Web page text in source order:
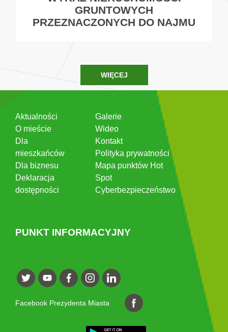
GRUNTOWYCH
PRZEZNACZONYCH DO NAJMU
WIĘCEJ
Aktualności
O mieście
Dla
mieszkańców
Dla biznesu
Deklaracja
dostępności
Galerie
Wideo
Kontakt
Polityka prywatności
Mapa punktów Hot
Spot
Cyberbezpieczeństwo
PUNKT INFORMACYJNY
Facebook Prezydenta Miasta